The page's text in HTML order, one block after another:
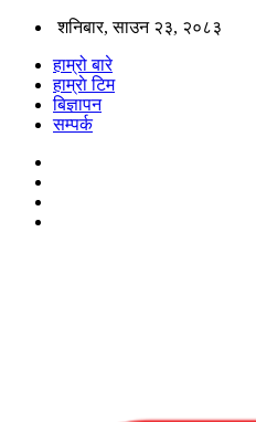
शनिबार, साउन २३, २०८३
हाम्रो बारे
हाम्राे टिम
बिज्ञापन
सम्पर्क